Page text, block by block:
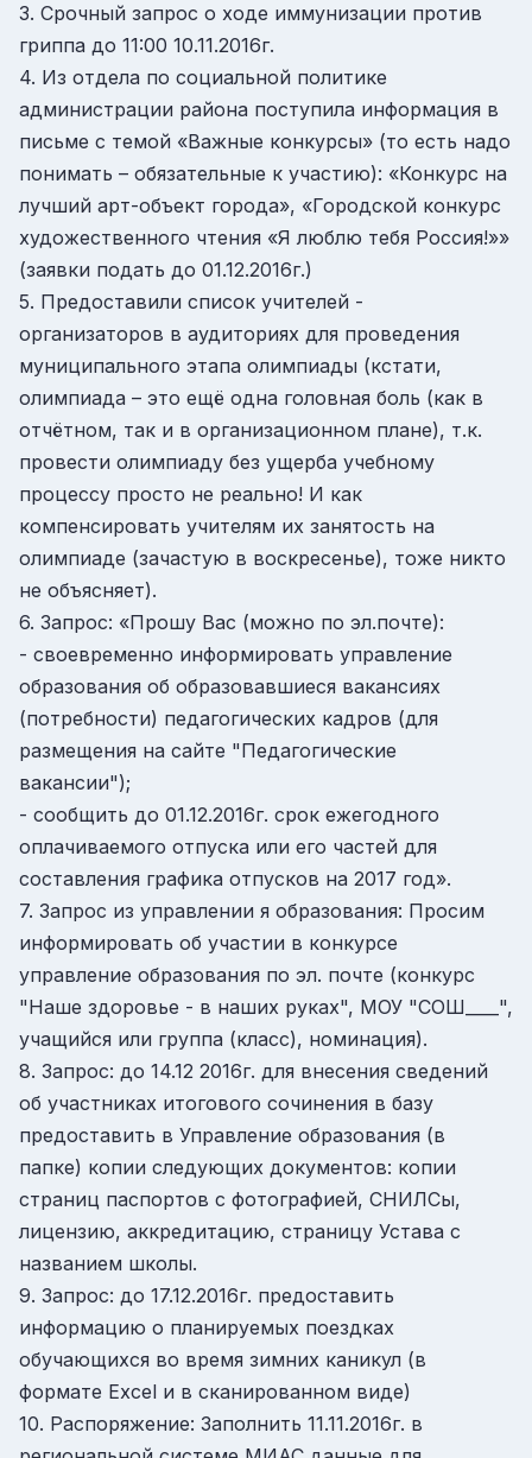
3. Срочный запрос о ходе иммунизации против
гриппа до 11:00 10.11.2016г.
4. Из отдела по социальной политике
администрации района поступила информация в
письме с темой «Важные конкурсы» (то есть надо
понимать – обязательные к участию): «Конкурс на
лучший арт-объект города», «Городской конкурс
художественного чтения «Я люблю тебя Россия!»»
(заявки подать до 01.12.2016г.)
5. Предоставили список учителей -
организаторов в аудиториях для проведения
муниципального этапа олимпиады (кстати,
олимпиада – это ещё одна головная боль (как в
отчётном, так и в организационном плане), т.к.
провести олимпиаду без ущерба учебному
процессу просто не реально! И как
компенсировать учителям их занятость на
олимпиаде (зачастую в воскресенье), тоже никто
не объясняет).
6. Запрос: «Прошу Вас (можно по эл.почте):
- своевременно информировать управление
образования об образовавшиеся вакансиях
(потребности) педагогических кадров (для
размещения на сайте "Педагогические
вакансии");
- сообщить до 01.12.2016г. срок ежегодного
оплачиваемого отпуска или его частей для
составления графика отпусков на 2017 год».
7. Запрос из управлении я образования: Просим
информировать об участии в конкурсе
управление образования по эл. почте (конкурс
"Наше здоровье - в наших руках", МОУ "СОШ____",
учащийся или группа (класс), номинация).
8. Запрос: до 14.12 2016г. для внесения сведений
об участниках итогового сочинения в базу
предоставить в Управление образования (в
папке) копии следующих документов: копии
страниц паспортов с фотографией, СНИЛСы,
лицензию, аккредитацию, страницу Устава с
названием школы.
9. Запрос: до 17.12.2016г. предоставить
информацию о планируемых поездках
обучающихся во время зимних каникул (в
формате Excel и в сканированном виде)
10. Распоряжение: Заполнить 11.11.2016г. в